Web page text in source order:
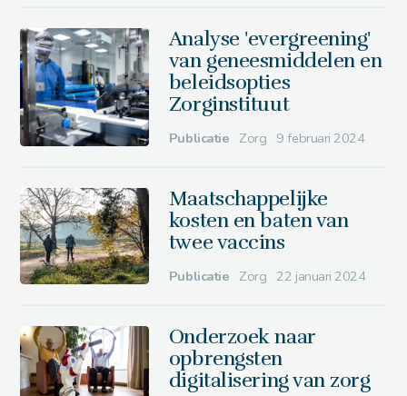
Analyse 'evergreening'
van geneesmiddelen en
beleidsopties
Zorginstituut
Publicatie Zorg 9 februari 2024
Maatschappelijke
kosten en baten van
twee vaccins
Publicatie Zorg 22 januari 2024
Onderzoek naar
opbrengsten
digitalisering van zorg